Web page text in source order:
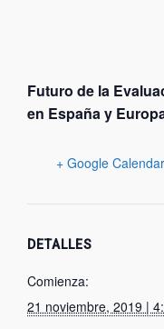
Futuro de la
en España y
+ Google Calendar
DETALLES
Comienza:
21 noviembre, 2019 |